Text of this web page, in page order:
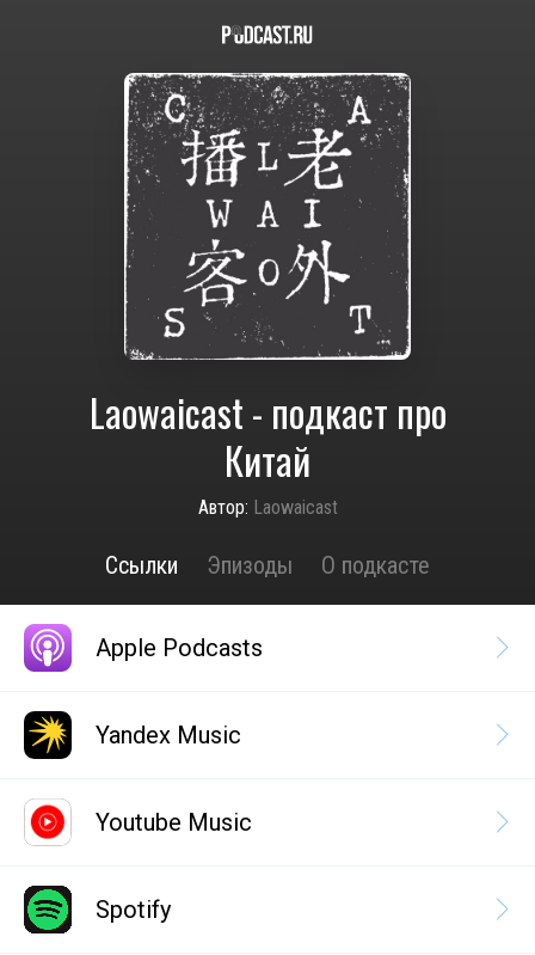
Laowaicast - подкаст про
Китай
Автор: Laowaicast
Ссылки Эпизоды О подкасте
Apple Podcasts
Yandex Music
Youtube Music
Spotify